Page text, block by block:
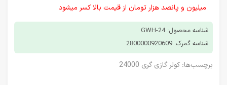
میلیون و پانصد هزار تومان از قیمت بالا کسر میشود
شناسه محصول: GWH-24
شناسه گمرک: 2800000920609
برچسب‌ها: کولر گازی گری 24000